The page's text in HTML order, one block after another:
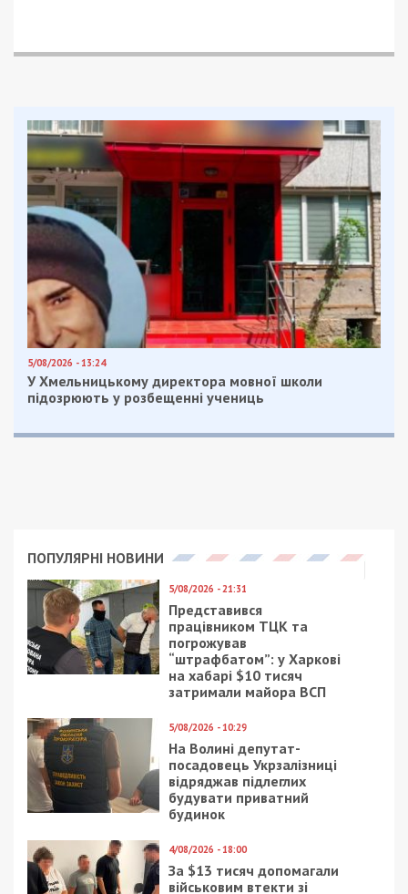
СШ №128 по ул. Гавриленко, 4 – одна из
старейших в районе пр. Поля и Богдана
Хмельницкого. Здание не ремонтировали более
50 лет.
Тем временем будущие жильцы элитного
комплекса “Счастливый”
просят у мэрии новую
школу. Жилой комплекс расположен на ж/м
Тополь вблизи Подстанции и включает в себя 13
секций. Эта территория уже не первый год
активно застраивается. У жильцов района
появилась потребность в необходимой
социальной инфраструктуре.
Facebook
Telegram
Twitter
WhatsApp
ViberEmail
Категории:Гроші| Метки:
ремонт,тендер, школа
Рекламні блоки дають нам змогу